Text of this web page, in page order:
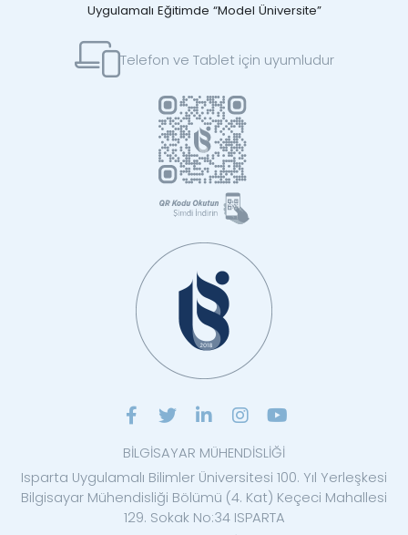
Uygulamalı Eğitimde “Model Üniversite”
Telefon ve Tablet için uyumludur
BİLGİSAYAR MÜHENDİSLİĞİ
Isparta Uygulamalı Bilimler Üniversitesi 100. Yıl Yerleşkesi
Bilgisayar Mühendisliği Bölümü (4. Kat) Keçeci Mahallesi
129. Sokak No:34 ISPARTA